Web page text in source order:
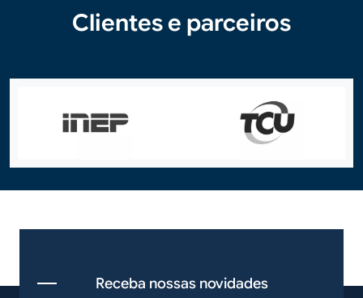
Clientes e parceiros
Receba nossas novidades